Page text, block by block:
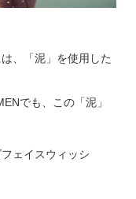
、「泥」を使用した
でも、この「泥」
ェイスウィッシ